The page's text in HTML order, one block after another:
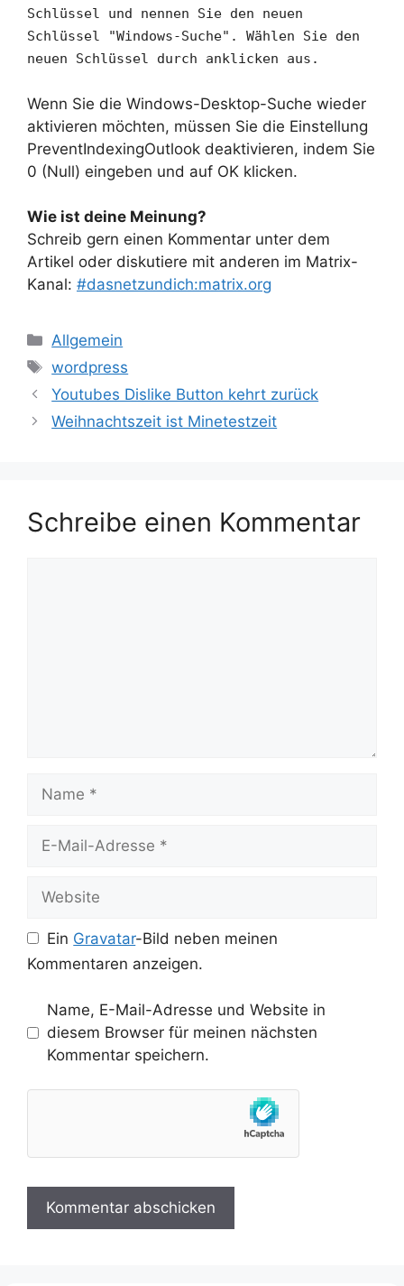
Schlüssel und nennen Sie den neuen
Schlüssel "Windows-Suche". Wählen Sie den
neuen Schlüssel durch anklicken aus.
Wenn Sie die Windows-Desktop-Suche wieder
aktivieren möchten, müssen Sie die Einstellung
PreventIndexingOutlook deaktivieren, indem Sie
0 (Null) eingeben und auf OK klicken.
Wie ist deine Meinung?
Schreib gern einen Kommentar unter dem
Artikel oder diskutiere mit anderen im Matrix-
Kanal: #dasnetzundich:matrix.org
Kategorien
Allgemein
Schlagwörter
wordpress
Youtubes Dislike Button kehrt zurück
Weihnachtszeit ist Minetestzeit
Schreibe einen Kommentar
Name
Website
Ein Gravatar-Bild neben meinen
Kommentaren anzeigen.
Name, E-Mail-Adresse und Website in
diesem Browser für meinen nächsten
Kommentar speichern.